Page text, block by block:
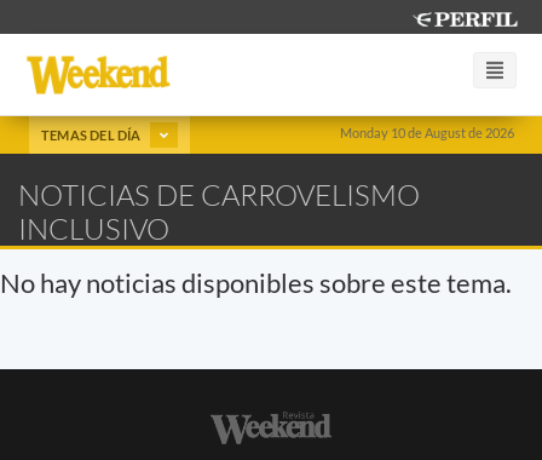
Monday 10 de August de 2026
TEMAS DEL DÍA
NOTICIAS DE CARROVELISMO
INCLUSIVO
No hay noticias disponibles sobre este tema.